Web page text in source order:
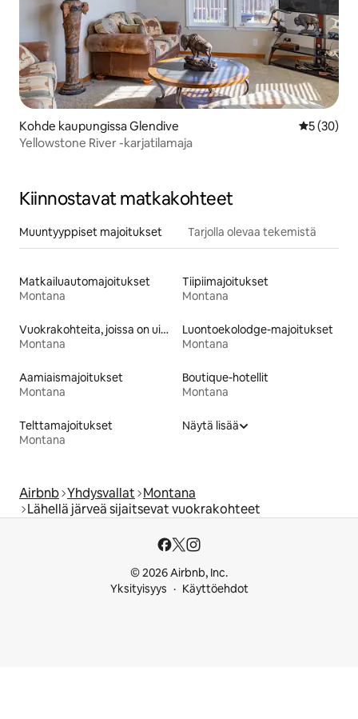
Kohde kaupungissa Glendive
5 (30)
Yellowstone River -karjatilamaja
Kiinnostavat matkakohteet
Muuntyyppiset majoitukset Tarjolla olevaa tekemistä
Matkailuautomajoitukset
Montana
Tiipiimajoitukset
Montana
Vuokrakohteita, joissa on uima-allas
Montana
Luontoekolodge-majoitukset
Montana
Aamiaismajoitukset
Montana
Boutique-hotellit
Montana
Telttamajoitukset
Montana
Näytä lisää
Airbnb Yhdysvallat Montana
Lähellä järveä sijaitsevat vuokrakohteet
© 2026 Airbnb, Inc.
Yksityisyys
Käyttöehdot